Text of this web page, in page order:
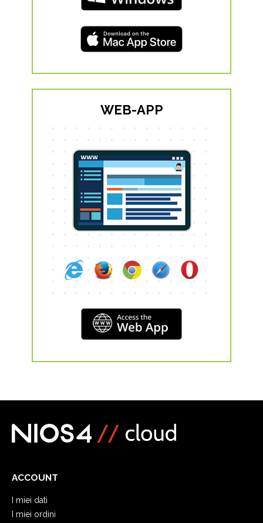
WEB-APP
ACCOUNT
I miei dati
I miei ordini